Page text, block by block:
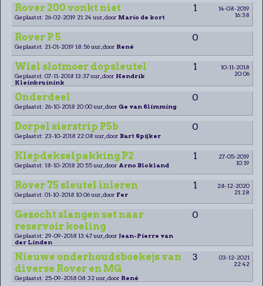
Rover 200 vonkt niet 1
14-08-2019
16:38
Geplaatst: 26-02-2019 21:24 uur, door Mario de kort
Rover P 5 0
Geplaatst: 21-01-2019 18:56 uur, door René
Wiel slotmoer dopsleutel 1
10-11-2018
20:06
Geplaatst: 07-11-2018 13:37 uur, door Hendrik
Kleinbruinink
Onderdeel 0
Geplaatst: 26-10-2018 20:00 uur, door Ge van Slimming
Dorpel sierstrip P5b 0
Geplaatst: 23-10-2018 22:08 uur, door Bart Spijker
Klepdekselpakking P2 1
27-05-2019
10:19
Geplaatst: 18-10-2018 20:55 uur, door Arno Blokland
Rover 75 sleutel inleren 1
28-12-2020
21:28
Geplaatst: 01-10-2018 10:06 uur, door Fer
Gezocht slangen set naar
reservoir koeling
0
Geplaatst: 29-09-2018 13:47 uur, door Jean-Pierre van
der Linden
Nieuwe onderhoudsboekejs van
diverse Rover en MG
3
03-12-2021
22:42
Geplaatst: 25-09-2018 08:32 uur, door René